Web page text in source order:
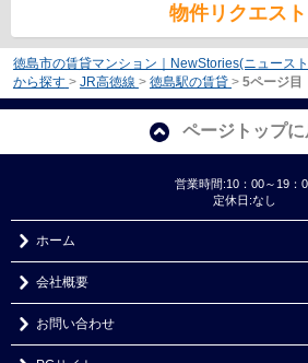
物件リクエスト
徳島市の賃貸マンション｜NewStories(ニュース
から探す > JR高徳線 > 徳島駅の賃貸 > 5ページ目
ページトップに
営業時間:10：00～19：
定休日:なし
ホーム
会社概要
お問い合わせ